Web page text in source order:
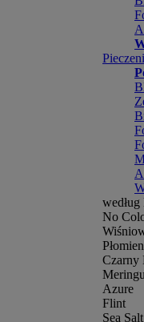
No
Czarny
Azure
Flint
Sea Salt